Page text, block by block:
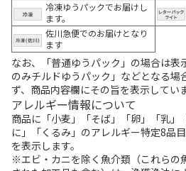
冷凍ゆうパックでお届けし
ます。
佐川急便でのお届けとなり
ます
なお、「普通ゆうパック」の場合は表
のみチルドゆうパック」などとなる場
ず、商品内容欄にその旨を表示していま
アレルギー情報について
商品に「小麦」「そば」「卵」「乳」
に」「くるみ」のアレルギー特定8品
を表示します。
※エビ・カニを除く魚介類（これらの